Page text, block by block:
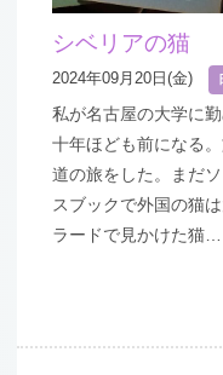
シベリアの猫
2024年09月20日(金)
私が名古屋の大学に
十年ほども前になる
道の旅をした。まだ
スブックで外国の猫
ラードで見かけた猫…